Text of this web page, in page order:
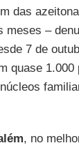
das
meses –
7 de
quase
, no